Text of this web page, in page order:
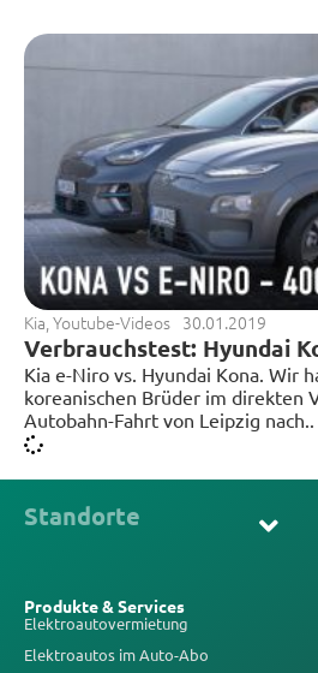
Kia,Youtube-Videos 30.01.2019
Verbrauchstest: Hyundai
Kia e-Niro vs. Hyundai Kona. Wir
koreanischen Brüder im direkten
Autobahn-Fahrt von Leipzig nach..
Standorte
Produkte & Services
Elektroautovermietung
Elektroautos im Auto-Abo